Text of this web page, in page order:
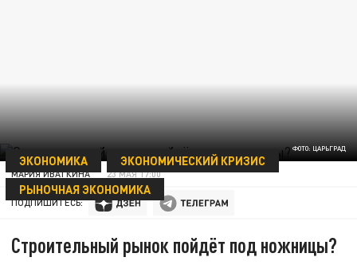
ФОТО: ЦАРЬГРАД
ЭКОНОМИКА
ЭКОНОМИЧЕСКИЙ КРИЗИС
РЫНОЧНАЯ ЭКОНОМИКА
МАРИЯ ИВАТКИНА 23 МАЯ 17:00
ПОДПИШИТЕСЬ:
Строительный рынок пойдёт под ножницы?